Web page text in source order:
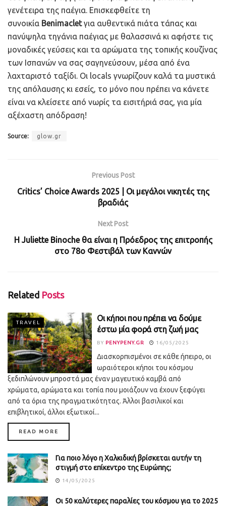
γενέτειρα της παέγια. Επισκεφθείτε τη
συνοικία Benimacletγια αυθεντικά πιάτα τάπας και
πανύψηλα τηγάνια παέγιας με θαλασσινά κι αφήστε τις
μοναδικές γεύσεις και τα αρώματα της τοπικής κουζίνας
των Ισπανών να σας σαγηνεύσουν, μέσα από ένα
λαχταριστό ταξίδι. Οι locals γνωρίζουν καλά τα μυστικά
της απόλαυσης κι εσείς, το μόνο που πρέπει να κάνετε
είναι να κλείσετε από νωρίς τα εισιτήριά σας, για μία
αξέχαστη απόδραση!
Source: glow.gr
Previous Post
Critics’ Choice Awards 2025 | Οι μεγάλοι νικητές της
βραδιάς
Next Post
Η Juliette Binoche θα είναι η Πρόεδρος της επιτροπής
στο 78o Φεστιβάλ των Καννών
Related Posts
TRAVEL
Οι κήποι που πρέπει να δούμε
έστω μία φορά στη ζωή μας
BY PENYPENY.GR 16/05/2025
Διασκορπισμένοι σε κάθε ήπειρο, οι
ωραιότεροι κήποι του κόσμου
ξεδιπλώνουν μπροστά μας έναν μαγευτικό καμβά από
χρώματα, αρώματα και τοπία που μοιάζουν να έχουν ξεφύγει
από τα όρια της πραγματικότητας. Άλλοι βασιλικοί και
επιβλητικοί, άλλοι εξωτικοί...
READ MORE
Για ποιο λόγο η Χαλκιδική βρίσκεται αυτήν τη
στιγμή στο επίκεντρο της Ευρώπης;
14/05/2025
Οι 50 καλύτερες παραλίες του κόσμου για το 2025